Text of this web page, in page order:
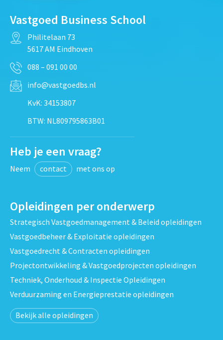
Vastgoed Business School
Philitelaan 73
5617 AM Eindhoven
088 – 091 00 00
info@vastgoedbs.nl
KvK: 34153807
BTW: NL809795863B01
Heb je een vraag?
Neem contact met ons op
Opleidingen per onderwerp
Strategisch Vastgoedmanagement & Beleid opleidingen
Vastgoedbeheer & Exploitatie opleidingen
Vastgoedrecht & Contracten opleidingen
Projectontwikkeling & Vastgoedprojecten opleidingen
Techniek, Onderhoud & Inspectie Opleidingen
Verduurzaming en Energieprestatie opleidingen
Bekijk alle opleidingen